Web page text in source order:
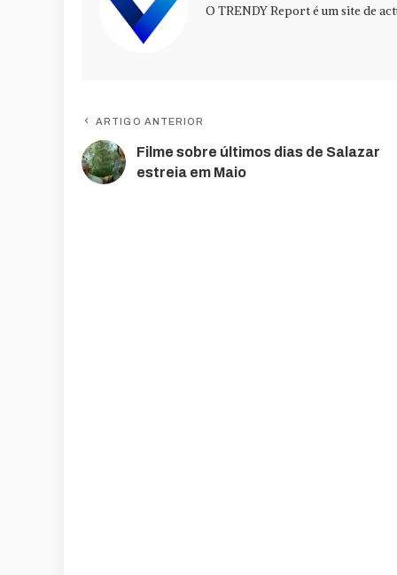
O TRENDY Report é um site de
ARTIGO ANTERIOR
Filme sobre últimos dias de Salazar
estreia em Maio